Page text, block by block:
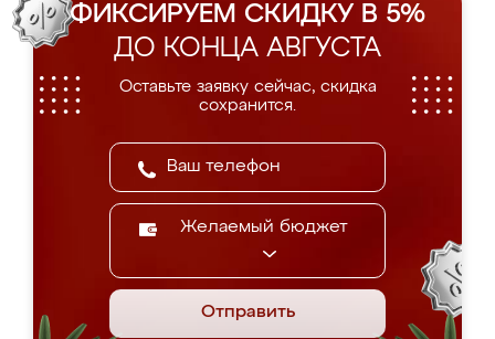
ФИКСИРУЕМ СКИДКУ В 5%
ДО КОНЦА АВГУСТА
Оставьте заявку сейчас, скидка
сохранится.
Желаемый бюджет
Отправить